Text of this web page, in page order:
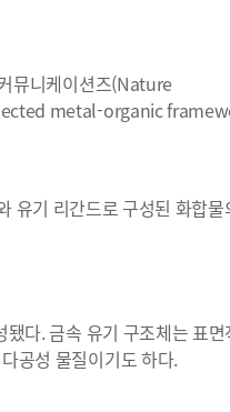
뮤니케이션즈(Nature
metal-organic
기 리간드로 구성된 화합물
다. 금속 유기 구조체는 표
공성 물질이기도 하다.